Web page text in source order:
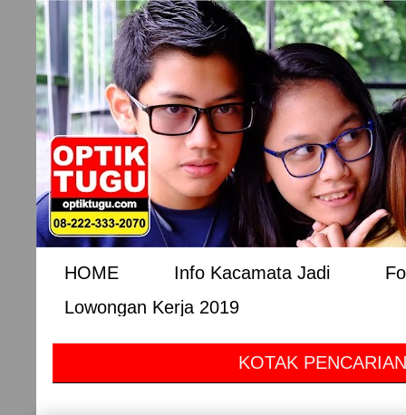
HOME Info Kacamata Jadi
Lowongan Kerja 2019
KOTAK